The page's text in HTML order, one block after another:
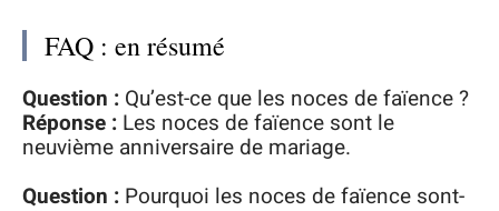
FAQ : en résumé
Question : Qu’est-ce que les noces de faïence ?
Réponse : Les noces de faïence sont le
neuvième anniversaire de mariage.
Question : Pourquoi les noces de faïence sont-